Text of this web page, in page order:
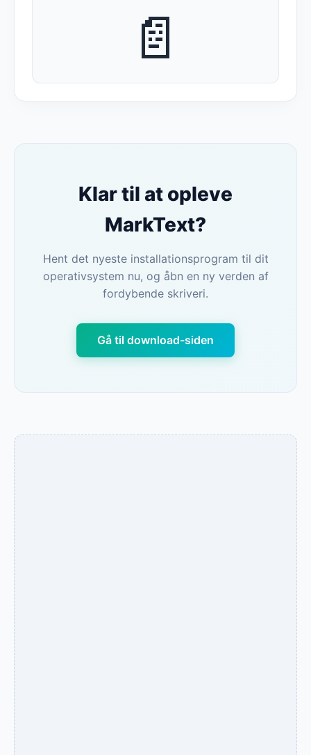
📄
Klar til at opleve
MarkText?
Hent det nyeste installationsprogram til dit
operativsystem nu, og åbn en ny verden af
fordybende skriveri.
Gå til download-siden